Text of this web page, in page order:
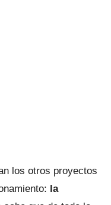
los otros proyectos
la